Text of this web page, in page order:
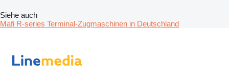
Siehe auch
Mafi R-series Terminal-Zugmaschinen in Deutschland